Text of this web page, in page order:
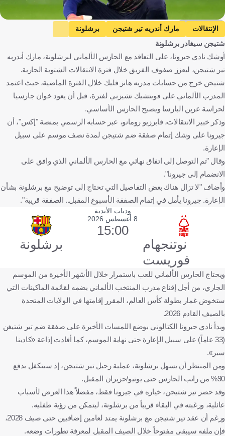
Getty Images
الإنتقالات مارك أندريه تير شتيجن
برشلونة
الدوري الإسباني
جيروناشتيجن سيغادر برشلونة
أوشك نادي جيرونا، على التعاقد مع الحارس الألماني لبرشلونة، مارك أندريه
تير شتيجن، ليعزز صفوف الفريق خلال فترة الانتقالات الشتوية الجارية.
شتيجن خرج من حسابات مدربه هانز فليك خلال الفترة الماضية، حيث اعتمد
المدرب الألماني على فويتشيك تشيزني لفترة، قبل أن يعود خوان جارسيا
لحراسة عرين البارسا ويصبح الحارس الأساسي.
وذكر خبير الانتقالات، فابرزيو رومانو، عبر حسابه الرسمي بمنصة "إكس"، أن
جيرونا على وشك إتمام صفقة ضم شتيجن لمدة نصف موسم على سبيل
الإعارة.
وقال "تم التوصل إلى اتفاق نهائي مع الحارس الألماني الذي وافق على
الانضمام إلى جيرونا".
وأضاف "لا تزال هناك بعض التفاصيل التي تحتاج إلى توضيح مع برشلونة بشأن
الإعارة. جيرونا يأمل في إتمام الصفقة الأسبوع المقبل.. الصفقة قريبة".
وديات الأندية
نوتنجهام
فوريست
8 أغسطس 2026
15:00
برشلونة
ويحتاج الحارس الألماني للعب باستمرار خلال الأشهر الأخيرة من الموسم
الجاري، من أجل إقناع مدرب المنتخب الألماني بضمه لقائمة الماكينات التي
ستخوض غمار بطولة كأس العالم، المقرر إقامتها في الولايات المتحدة
بالصيف القادم 2026.
وبدأ نادي جيرونا الكتالوني بوضع اللمسات الأخيرة على صفقة ضم تير شتيغن
(33 عاماً) على سبيل الإعارة حتى نهاية الموسم، كما أفادت إذاعة «كادينا
سير».
ومن المنتظر أن يسهل برشلونة، عملية رحيل تير شتيجن، إذ سيتكفل بدفع
90% من راتب الحارس حتى يونيو/حزيران المقبل.
وقد حصر تير شتيجن، خياره في جيرونا فقط، مفضلاً هذا العرض لأسباب
عائلية، ورغبته في البقاء قريباً من برشلونة، ليتمكن من رؤية طفليه.
ورغم أن عقد تير شتيجن مع برشلونة يمتد لعامين إضافيين حتى صيف 2028،
فإن ملفه سيبقى مفتوحاً خلال الصيف المقبل لمعرفة تطورات وضعه.